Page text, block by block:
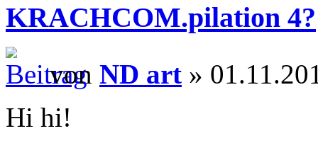
KRACHCOM.pilation 4?
von ND art »
Hi hi!